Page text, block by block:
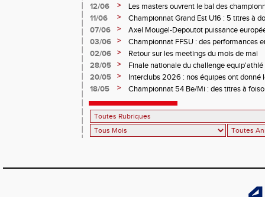
12/06
>
Les masters ouvrent le bal des
11/06
>
Championnat Grand Est U16 : 5 titres à
07/06
>
Axel Mougel-Depoutot puissance
03/06
>
Championnat FFSU : des performances
02/06
>
Retour sur les meetings du mois de mai
28/05
>
Finale nationale du challenge
minimes
20/05 >
Interclubs 2026 : nos équipes ont donné
18/05
> Championnat 54 Be/Mi : des titres à